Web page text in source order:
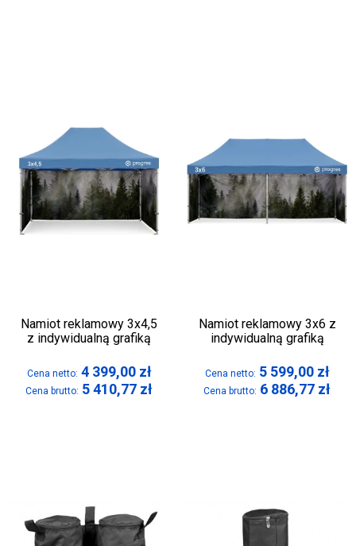
Namiot reklamowy 3x4,5
z indywidualną grafiką
Cena netto: 4 399,00 zł
Cena brutto: 5 410,77 zł
Namiot reklamowy 3x6 z
indywidualną grafiką
Cena netto: 5 599,00 zł
Cena brutto: 6 886,77 zł